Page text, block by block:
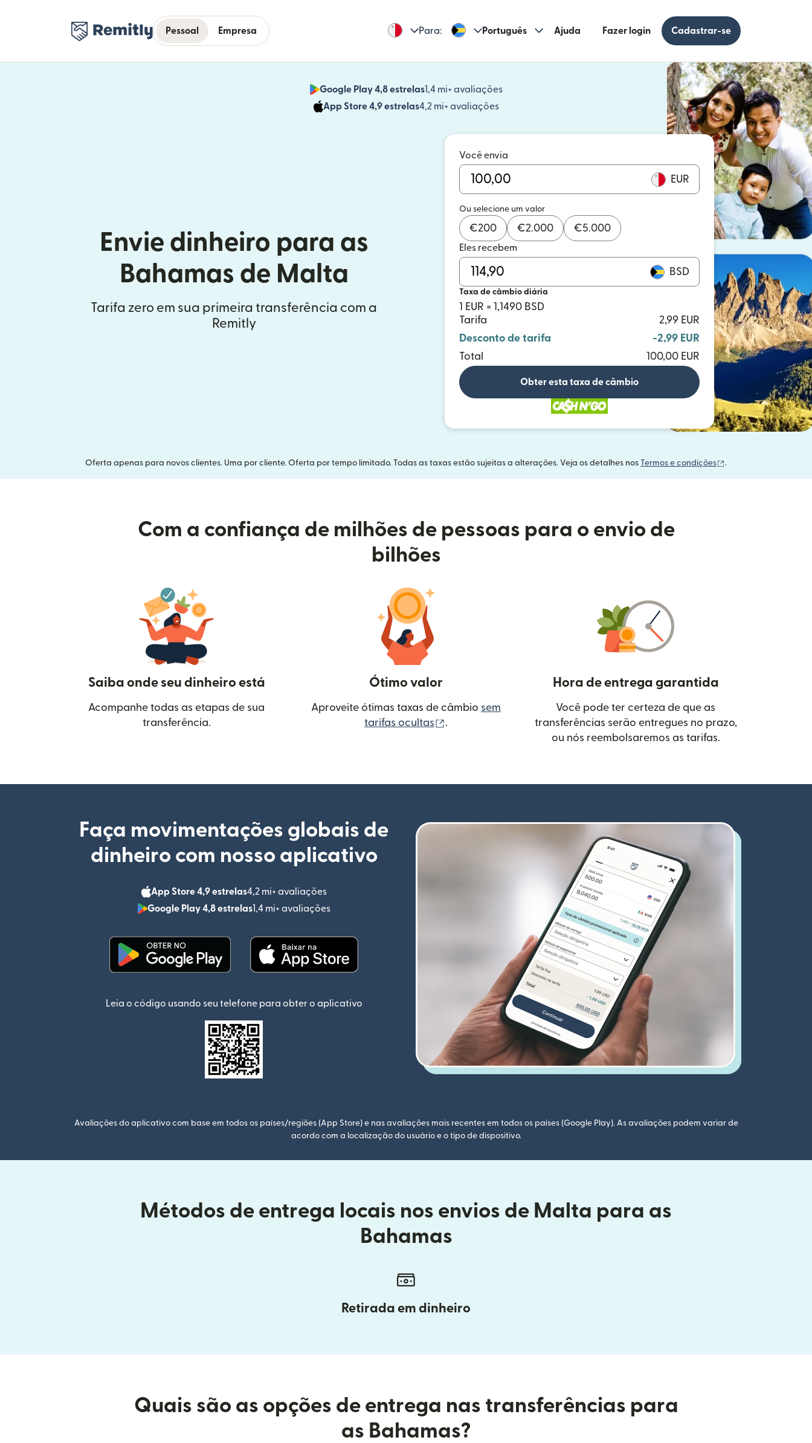
Pessoal Empresa Para: Português Ajuda Fazer login Cadastrar-se
Google Play 4,8 estrelas1,4 mi+ avaliações
(abre em uma nova janela)
App Store 4,9 estrelas4,2 mi+ avaliações
(abre em uma nova janela)
Envie dinheiro para as
Bahamas de Malta
Tarifa zero em sua primeira transferência com a
Remitly
Você envia
EUR
Ou selecione um valor
€200 €2.000 €5.000
Eles recebem
BSD
Taxa de câmbio diária
1 EUR = 1,1490 BSD
Tarifa
2,99 EUR
Desconto de tarifa
-2,99 EUR
Total
100,00 EUR
Obter esta taxa de câmbio
Oferta apenas para novos clientes. Uma por cliente. Oferta por tempo limitado. Todas as taxas estão sujeitas a alterações. Veja os detalhes nos Termos e condições (abre em uma nova
.
Com a confiança de milhões de pessoas para o envio de
bilhões
Saiba onde seu dinheiro está
Acompanhe todas as etapas de sua
transferência.
Ótimo valor
Aproveite ótimas taxas de câmbio sem
tarifas ocultas
(abre em uma nova janela)
.
Hora de entrega garantida
Você pode ter certeza de que as
transferências serão entregues no prazo,
ou nós reembolsaremos as tarifas.
Faça movimentações globais de
dinheiro com nosso aplicativo
App Store 4,9 estrelas4,2 mi+ avaliações
(abre em uma nova janela)
Google Play 4,8 estrelas1,4 mi+ avaliações
(abre em uma nova janela)
Leia o código usando seu telefone para obter o aplicativo
Avaliações do aplicativo com base em todos os países/regiões (App Store) e nas avaliações mais recentes em todos os países (Google Play). As avaliações podem variar de
acordo com a localização do usuário e o tipo de dispositivo.
Métodos de entrega locais nos envios de Malta para as
Bahamas
Retirada em dinheiro
Quais são as opções de entrega nas transferências para
as Bahamas?